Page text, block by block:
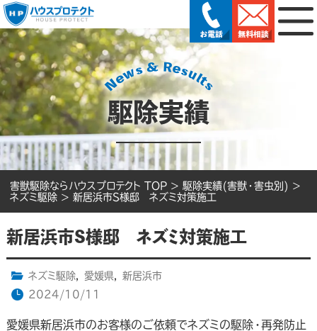
駆除実績
害獣駆除ならハウスプロテクト TOP > 駆除実績(害獣・害虫別) >
ネズミ駆除 > 新居浜市S様邸 ネズミ対策施工
新居浜市S様邸 ネズミ対策施工
ネズミ駆除, 愛媛県,
新居浜市
2024/10/11
愛媛県新居浜市のお客様のご依頼でネズミの駆除・再発防止